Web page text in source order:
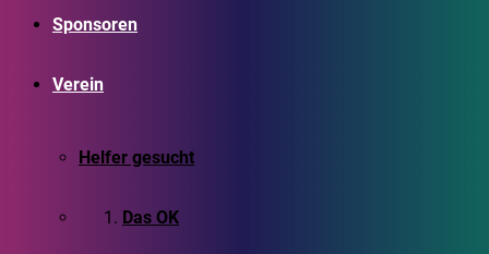
Sponsoren
Verein
Helfer gesucht
Das OK